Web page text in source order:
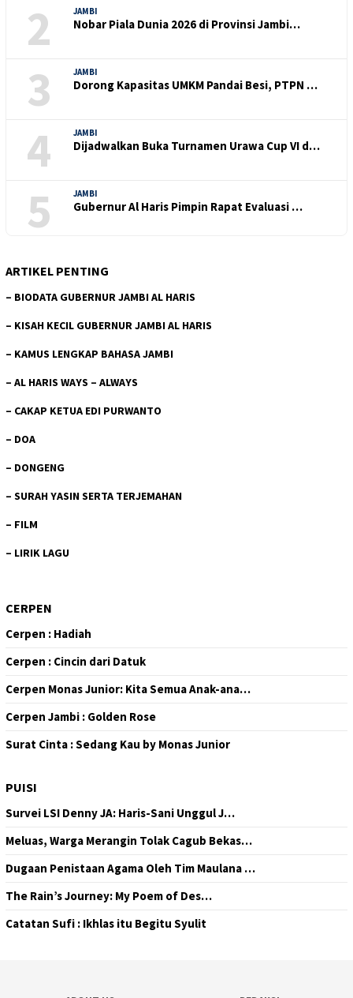
2 JAMBI
Nobar Piala Dunia 2026 di Provinsi Jambi…
3 JAMBI
Dorong Kapasitas UMKM Pandai Besi, PTPN …
4 JAMBI
Dijadwalkan Buka Turnamen Urawa Cup VI d…
5 JAMBI
Gubernur Al Haris Pimpin Rapat Evaluasi …
ARTIKEL PENTING
– BIODATA GUBERNUR JAMBI AL HARIS
– KISAH KECIL GUBERNUR JAMBI AL HARIS
– KAMUS LENGKAP BAHASA JAMBI
– AL HARIS WAYS – ALWAYS
– CAKAP KETUA EDI PURWANTO
– DOA
– DONGENG
– SURAH YASIN SERTA TERJEMAHAN
– FILM
– LIRIK LAGU
CERPEN
Cerpen : Hadiah
Cerpen : Cincin dari Datuk
Cerpen Monas Junior: Kita Semua Anak-ana…
Cerpen Jambi : Golden Rose
Surat Cinta : Sedang Kau by Monas Junior
PUISI
Survei LSI Denny JA: Haris-Sani Unggul J…
Meluas, Warga Merangin Tolak Cagub Bekas…
Dugaan Penistaan Agama Oleh Tim Maulana …
The Rain’s Journey: My Poem of Des…
Catatan Sufi : Ikhlas itu Begitu Syulit